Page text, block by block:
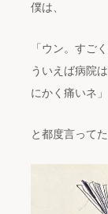
僕は、
「ウン。すご
ういえば病院
にかく痛いネ」
と都度言ってた